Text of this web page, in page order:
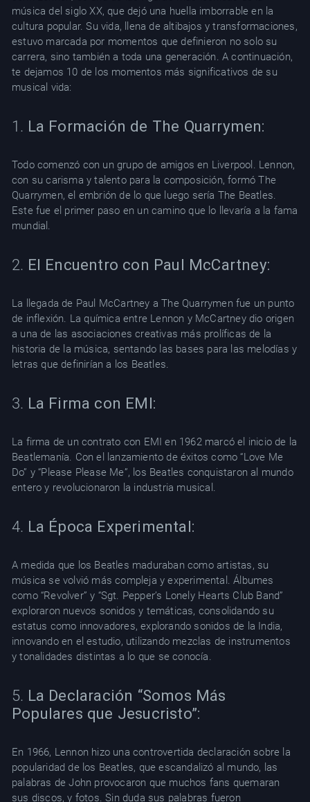
música del siglo XX, que dejó una huella imborrable en la
cultura popular. Su vida, llena de altibajos y transformaciones,
estuvo marcada por momentos que definieron no solo su
carrera, sino también a toda una generación. A continuación,
te dejamos 10 de los momentos más significativos de su
musical vida:
1. La Formación de The Quarrymen:
Todo comenzó con un grupo de amigos en Liverpool. Lennon,
con su carisma y talento para la composición, formó The
Quarrymen, el embrión de lo que luego sería The Beatles.
Este fue el primer paso en un camino que lo llevaría a la fama
mundial.
2. El Encuentro con Paul McCartney:
La llegada de Paul McCartney a The Quarrymen fue un punto
de inflexión. La química entre Lennon y McCartney dio origen
a una de las asociaciones creativas más prolíficas de la
historia de la música, sentando las bases para las melodías y
letras que definirían a los Beatles.
3. La Firma con EMI:
La firma de un contrato con EMI en 1962 marcó el inicio de la
Beatlemanía. Con el lanzamiento de éxitos como “Love Me
Do” y “Please Please Me”, los Beatles conquistaron al mundo
entero y revolucionaron la industria musical.
4. La Época Experimental:
A medida que los Beatles maduraban como artistas, su
música se volvió más compleja y experimental. Álbumes
como “Revolver” y “Sgt. Pepper’s Lonely Hearts Club Band”
exploraron nuevos sonidos y temáticas, consolidando su
estatus como innovadores, explorando sonidos de la India,
innovando en el estudio, utilizando mezclas de instrumentos
y tonalidades distintas a lo que se conocía.
5. La Declaración “Somos Más
Populares que Jesucristo”:
En 1966, Lennon hizo una controvertida declaración sobre la
popularidad de los Beatles, que escandalizó al mundo, las
palabras de John provocaron que muchos fans quemaran
sus discos, y fotos. Sin duda sus palabras fueron